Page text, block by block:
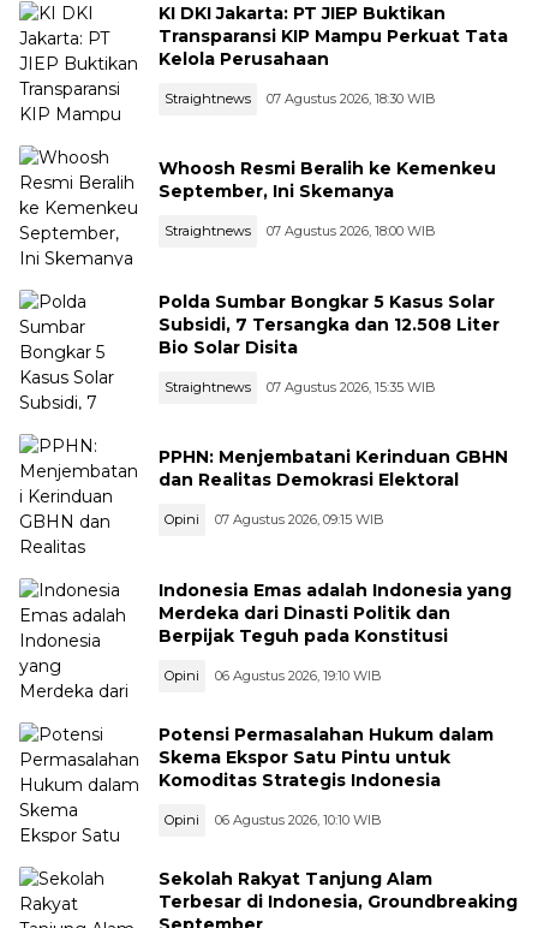
KI DKI Jakarta: PT JIEP Buktikan
Transparansi KIP Mampu Perkuat Tata
Kelola Perusahaan
Straightnews 07 Agustus 2026, 18:30 WIB
Whoosh Resmi Beralih ke Kemenkeu
September, Ini Skemanya
Straightnews 07 Agustus 2026, 18:00 WIB
Polda Sumbar Bongkar 5 Kasus Solar
Subsidi, 7 Tersangka dan 12.508 Liter
Bio Solar Disita
Straightnews 07 Agustus 2026, 15:35 WIB
PPHN: Menjembatani Kerinduan GBHN
dan Realitas Demokrasi Elektoral
Opini 07 Agustus 2026, 09:15 WIB
Indonesia Emas adalah Indonesia yang
Merdeka dari Dinasti Politik dan
Berpijak Teguh pada Konstitusi
Opini 06 Agustus 2026, 19:10 WIB
Potensi Permasalahan Hukum dalam
Skema Ekspor Satu Pintu untuk
Komoditas Strategis Indonesia
Opini 06 Agustus 2026, 10:10 WIB
Sekolah Rakyat Tanjung Alam
Terbesar di Indonesia, Groundbreaking